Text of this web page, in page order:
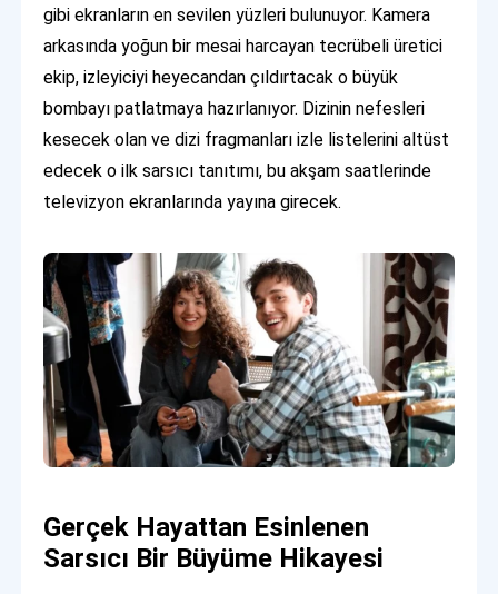
gibi ekranların en sevilen yüzleri bulunuyor. Kamera
arkasında yoğun bir mesai harcayan tecrübeli üretici
ekip, izleyiciyi heyecandan çıldırtacak o büyük
bombayı patlatmaya hazırlanıyor. Dizinin nefesleri
kesecek olan ve dizi fragmanları izle listelerini altüst
edecek o ilk sarsıcı tanıtımı, bu akşam saatlerinde
televizyon ekranlarında yayına girecek.
Gerçek Hayattan Esinlenen
Sarsıcı Bir Büyüme Hikayesi